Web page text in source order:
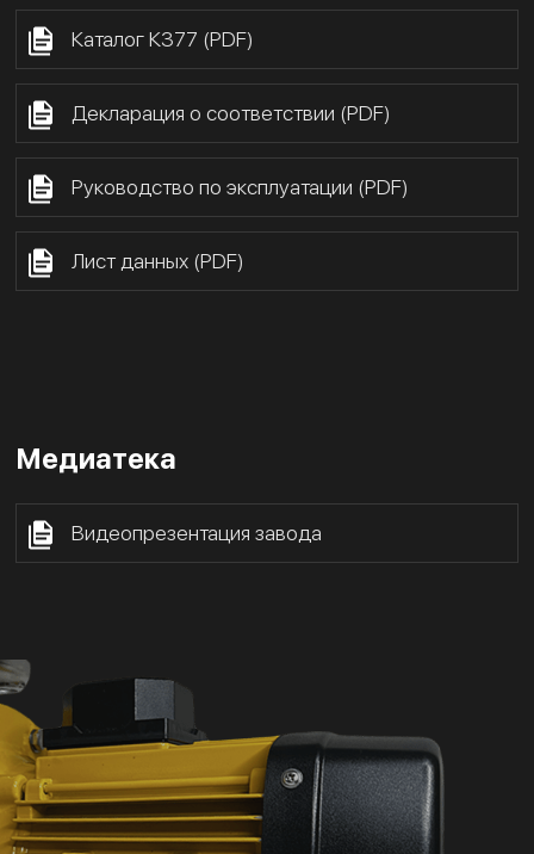
Каталог К377 (PDF)
Декларация о соответствии (PDF)
Руководство по эксплуатации (PDF)
Лист данных (PDF)
Медиатека
Видеопрезентация завода